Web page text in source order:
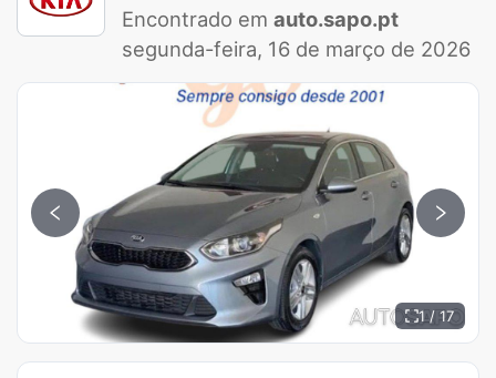
Encontrado em auto.sapo.pt
segunda-feira, 16 de março de 2026
1 / 17